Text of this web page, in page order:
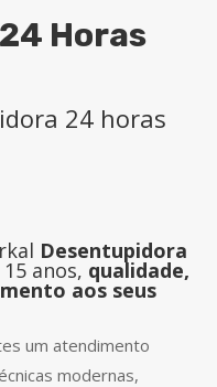
Horas
24 horas
Desentupidora
anos, qualidade,
aos seus
um atendimento
modernas,